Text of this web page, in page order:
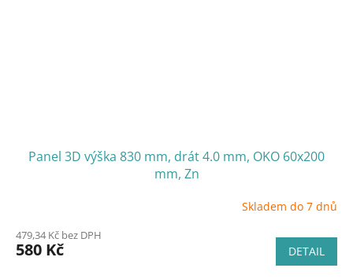
Panel 3D výška 830 mm, drát 4.0 mm, OKO 60x200
mm, Zn
Skladem do 7 dnů
479,34 Kč bez DPH
580 Kč DETAIL